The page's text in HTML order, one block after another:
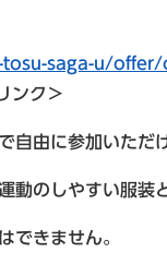
saga-u/offer/
ンク＞
由に参加いただけ
のしやすい服装と
きません。